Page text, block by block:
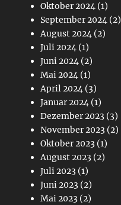
Oktober 2024 (1)
September 2024 (2)
August 2024 (2)
Juli 2024 (1)
Juni 2024 (2)
Mai 2024 (1)
April 2024 (3)
Januar 2024 (1)
Dezember 2023 (3)
November 2023 (2)
Oktober 2023 (1)
August 2023 (2)
Juli 2023 (1)
Juni 2023 (2)
Mai 2023 (2)